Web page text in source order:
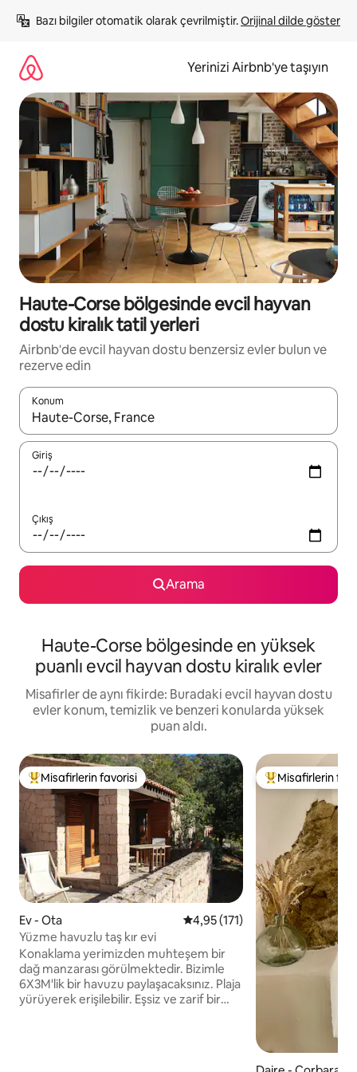
atla
Bazı bilgiler otomatik olarak çevrilmiştir. Orijinal dilde göster
Yerinizi Airbnb'ye taşıyın
Haute-Corse bölgesinde evcil hayvan
dostu kiralık tatil yerleri
Airbnb'de evcil hayvan dostu benzersiz evler bulun ve
rezerve edin
Konum
Sonuçlar kullanılabilir olduğunda yukarı ve aşağı oklarıyla
Giriş
Çıkış
Arama
Haute-Corse bölgesinde en yüksek
puanlı evcil hayvan dostu kiralık evler
Misafirler de aynı fikirde: Buradaki evcil hayvan dostu
evler konum, temizlik ve benzeri konularda yüksek
puan aldı.
Misafirlerin favorilerinden en beğenilenler arasında
Misafirlerin favorisi
Ev - Ota 5 üzerinden ortalama 4,95
4,95 (171)
Yüzme havuzlu taş kır evi
Konaklama yerimizden muhteşem bir
dağ manzarası görülmektedir. Bizimle
6X3M'lik bir havuzu paylaşacaksınız. Plaja
yürüyerek erişilebilir. Eşsiz ve zarif bir
Misafirlerin
Misafirlerin